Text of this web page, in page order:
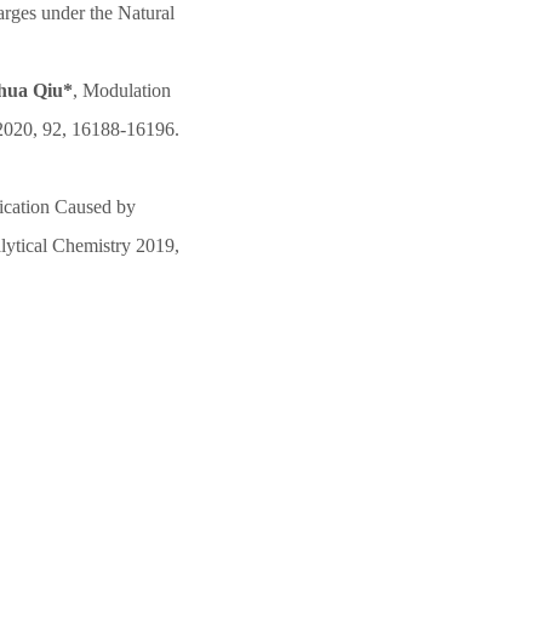
under the Natural
Qiu*, Modulation
92, 16188-16196.
Caused by
Chemistry 2019,